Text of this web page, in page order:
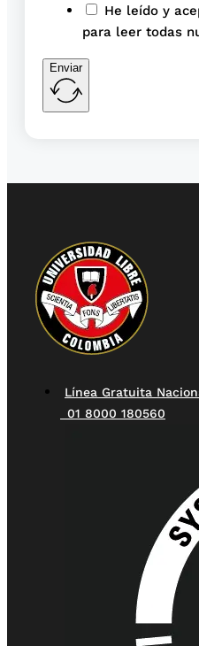
He leído y
para leer todas
Enviar
Línea Gratuita
01 8000 180560